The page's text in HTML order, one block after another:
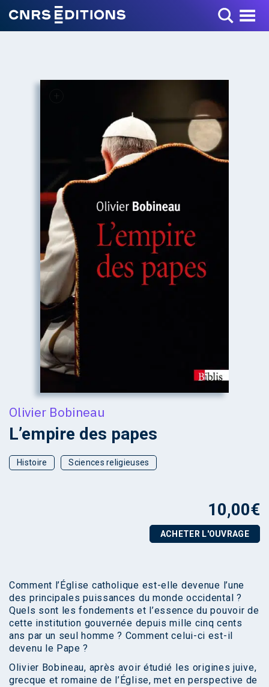
Toggle Menu
+
Olivier Bobineau
L’empire des papes
Histoire Sciences religieuses
10,00€
ACHETER L'OUVRAGE
Comment l’Église catholique est-elle devenue l’une
des principales puissances du monde occidental ?
Quels sont les fondements et l’essence du pouvoir de
cette institution gouvernée depuis mille cinq cents
ans par un seul homme ? Comment celui-ci est-il
devenu le Pape ?
Olivier Bobineau, après avoir étudié les origines juive,
grecque et romaine de l’Église, met en perspective de